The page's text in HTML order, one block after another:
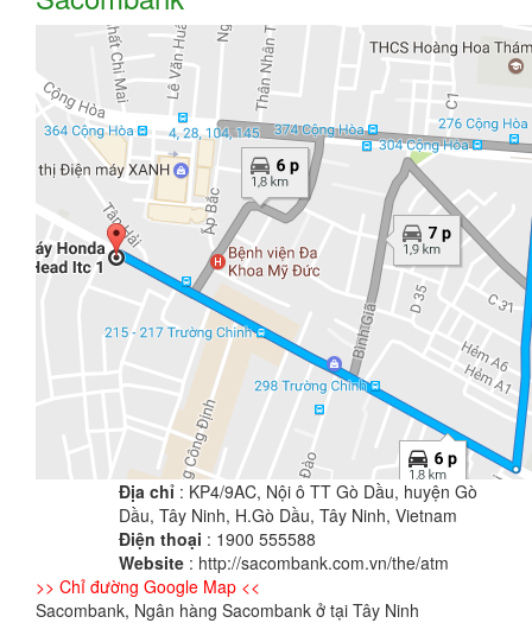
Địa chỉ : KP4/9AC, Nội ô TT Gò Dầu, huyện Gò
Dầu, Tây Ninh, H.Gò Dầu, Tây Ninh, Vietnam
Điện thoại : 1900 555588
Website : http://sacombank.com.vn/the/atm
>> Chỉ đường Google Map <<
Sacombank, Ngân hàng Sacombank ở tại Tây Ninh